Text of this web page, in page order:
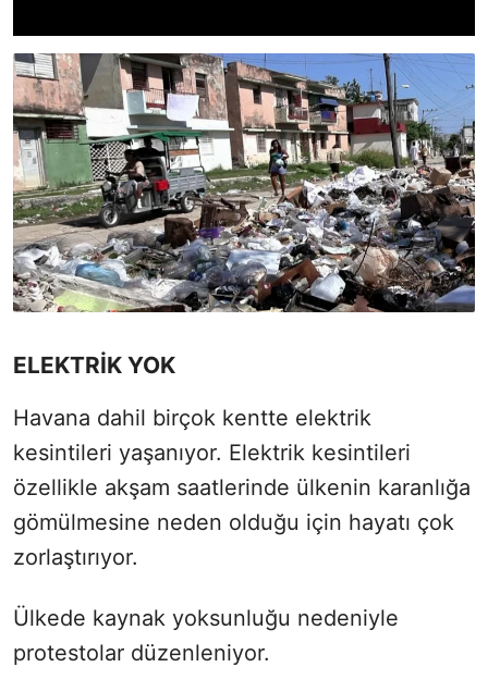
ELEKTRİK YOK
Havana dahil birçok kentte elektrik
kesintileri yaşanıyor. Elektrik kesintileri
özellikle akşam saatlerinde ülkenin karanlığa
gömülmesine neden olduğu için hayatı çok
zorlaştırıyor.
Ülkede kaynak yoksunluğu nedeniyle
protestolar düzenleniyor.